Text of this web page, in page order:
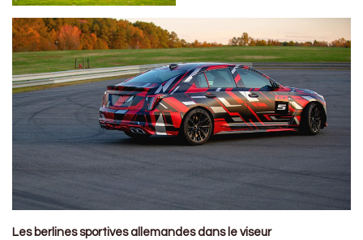
Les berlines sportives allemandes dans le viseur